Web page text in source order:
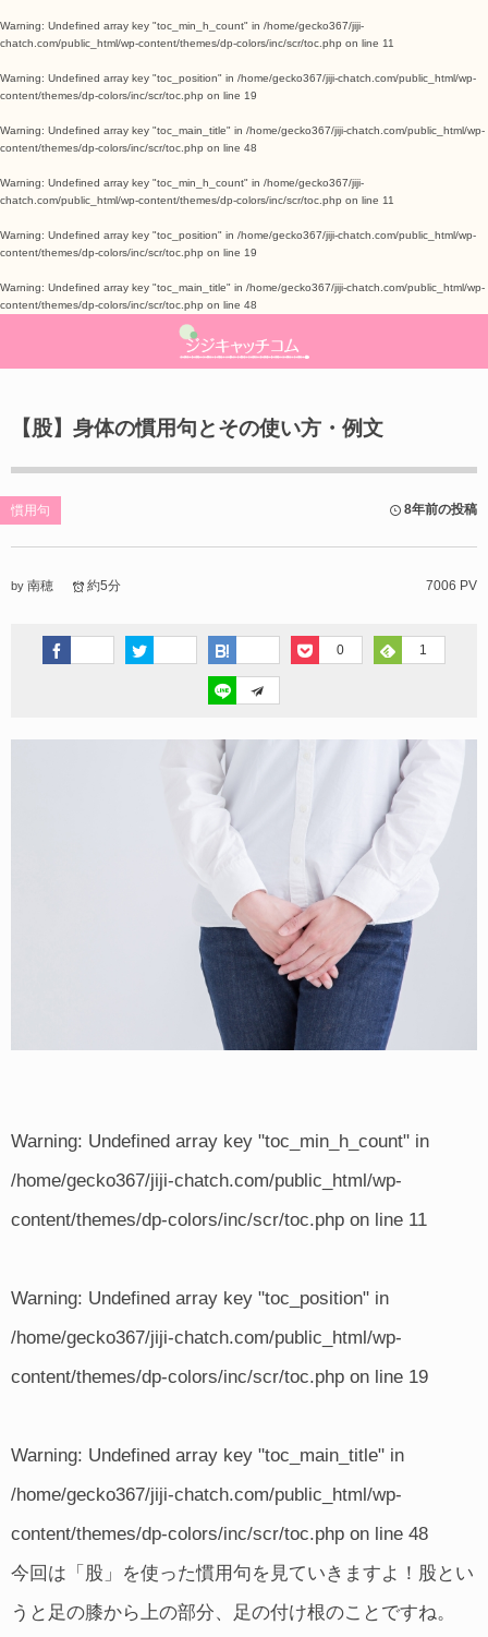
Warning: Undefined array key "toc_min_h_count" in /home/gecko367/jiji-
chatch.com/public_html/wp-content/themes/dp-colors/inc/scr/toc.php on line 11
Warning: Undefined array key "toc_position" in /home/gecko367/jiji-chatch.com/public_html/wp-
content/themes/dp-colors/inc/scr/toc.php on line 19
Warning: Undefined array key "toc_main_title" in /home/gecko367/jiji-chatch.com/public_html/wp-
content/themes/dp-colors/inc/scr/toc.php on line 48
Warning: Undefined array key "toc_min_h_count" in /home/gecko367/jiji-
chatch.com/public_html/wp-content/themes/dp-colors/inc/scr/toc.php on line 11
Warning: Undefined array key "toc_position" in /home/gecko367/jiji-chatch.com/public_html/wp-
content/themes/dp-colors/inc/scr/toc.php on line 19
Warning: Undefined array key "toc_main_title" in /home/gecko367/jiji-chatch.com/public_html/wp-
content/themes/dp-colors/inc/scr/toc.php on line 48
【股】身体の慣用句とその使い方・例文
慣用句 8年前の投稿
by 南穂 7006 PV
約5分
0 1
Warning: Undefined array key "toc_min_h_count" in
/home/gecko367/jiji-chatch.com/public_html/wp-
content/themes/dp-colors/inc/scr/toc.php on line 11
Warning: Undefined array key "toc_position" in
/home/gecko367/jiji-chatch.com/public_html/wp-
content/themes/dp-colors/inc/scr/toc.php on line 19
Warning: Undefined array key "toc_main_title" in
/home/gecko367/jiji-chatch.com/public_html/wp-
content/themes/dp-colors/inc/scr/toc.php on line 48
今回は「股」を使った慣用句を見ていきますよ！股とい
うと足の膝から上の部分、足の付け根のことですね。